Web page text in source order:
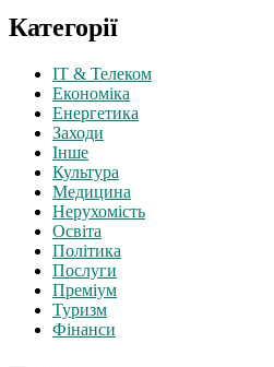
Категорії
IT & Телеком
Економіка
Енергетика
Заходи
Інше
Культура
Медицина
Нерухомість
Освіта
Політика
Послуги
Преміум
Туризм
Фінанси